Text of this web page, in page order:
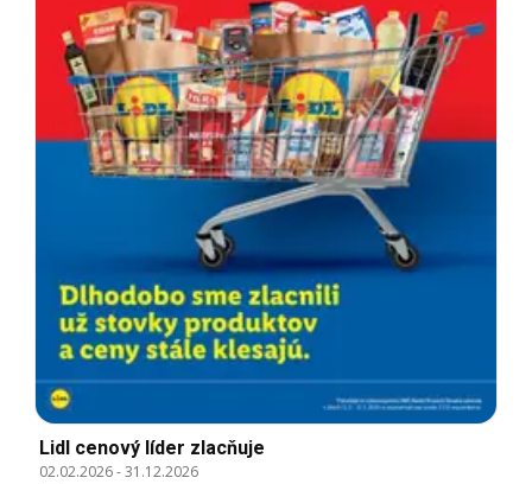
Lidl cenový líder zlacňuje
02.02.2026-31.12.2026